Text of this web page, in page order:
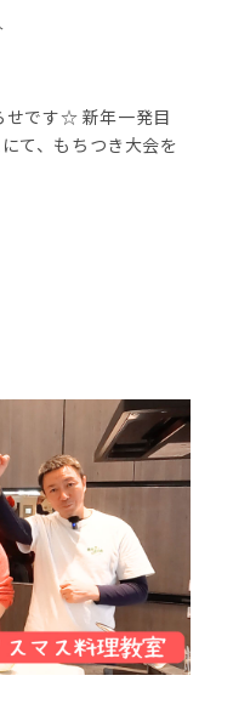
せです☆ 新年一発目
て、もちつき大会を